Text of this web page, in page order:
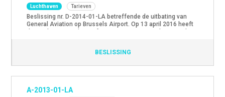
Luchthaven Tarieven
Beslissing nr. D-2014-01-LA betreffende de uitbating van
General Aviation op Brussels Airport. Op 13 april 2016 heeft
Regulering. Het Hof heeft geoordeeld dat de vordering
BESLISSING
A-2013-01-LA